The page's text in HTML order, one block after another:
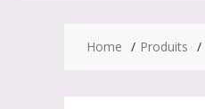
Home Produits